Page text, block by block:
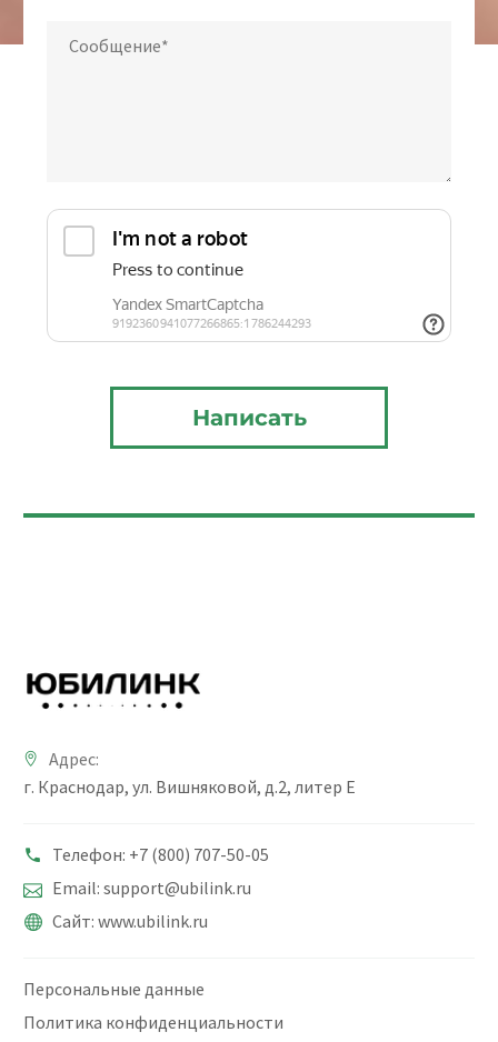
Адрес:
г. Краснодар, ул. Вишняковой, д.2, литер Е
Телефон: +7 (800) 707-50-05
Email: support@ubilink.ru
Сайт: www.ubilink.ru
Персональные данные
Политика конфиденциальности